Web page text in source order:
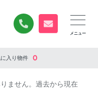
0120-840-834
無料お問い合
入り物件 0
ません。過去から現在